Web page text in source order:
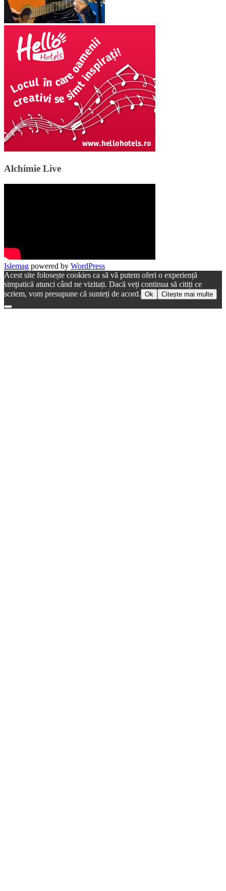
Alchimie Live
Islemag powered by WordPress
Acest site folosește cookies ca să vă putem oferi o experiență
simpatică atunci când ne vizitați. Dacă veți continua să citiți ce
scriem, vom presupune că sunteți de acord. Ok Citește mai multe